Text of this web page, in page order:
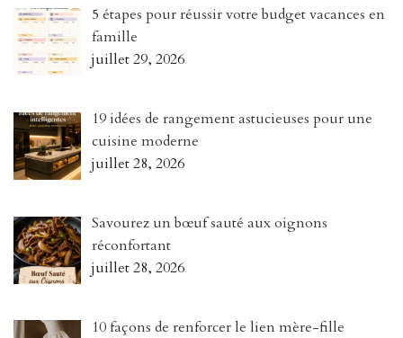
5 étapes pour réussir votre budget vacances en
famille
juillet 29, 2026
19 idées de rangement astucieuses pour une
cuisine moderne
juillet 28, 2026
Savourez un bœuf sauté aux oignons
réconfortant
juillet 28, 2026
10 façons de renforcer le lien mère-fille